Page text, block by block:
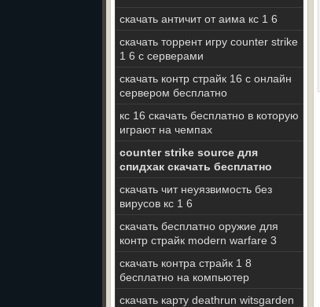
скачать античит от аима кс 1 6
скачать торрент игру counter strike
1 6 с серверами
скачать контр страйк 16 с онлайн
сервером бесплатно
кс 16 скачать бесплатно в которую
играют на чемпах
counter strike source для
спидхак скачать бесплатно
скачать чит неуязвимость без
вирусов кс 1 6
скачать бесплатно оружие для
контр страйк modern warfare 3
скачать контра страйк 1 8
бесплатно на компьютер
скачать карту deathrun witsgarden